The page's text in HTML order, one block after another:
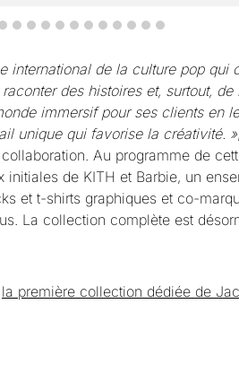
international de la culture pop qui
des histoires et, surtout, de
immersif pour ses clients en
unique qui favorise la créativité. »
Au programme de
de KITH et Barbie, un
et t-shirts graphiques et co-
La collection complète est
la première collection dédiée de